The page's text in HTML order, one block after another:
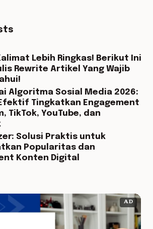
Lebih Ringkas! Berikut Ini
Rewrite Artikel Yang Wajib
Algoritma Sosial Media 2026:
Tingkatkan Engagement
TikTok, YouTube, dan
Solusi Praktis untuk
Popularitas dan
Konten Digital
AD